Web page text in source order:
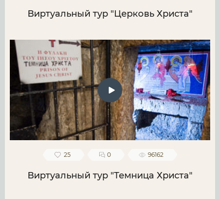
Виртуальный тур "Церковь Христа"
25 0 96162
Виртуальный тур "Темница Христа"